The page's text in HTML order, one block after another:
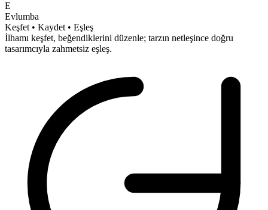
E
Evlumba
Keşfet • Kaydet • Eşleş
İlhamı keşfet, beğendiklerini düzenle; tarzın netleşince doğru
tasarımcıyla zahmetsiz eşleş.